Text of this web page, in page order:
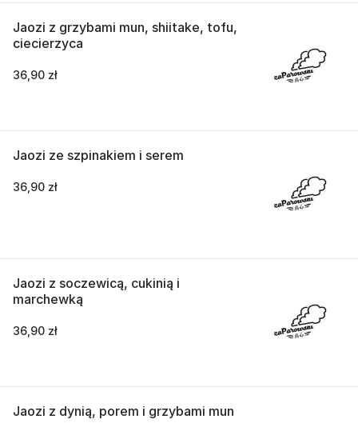
Jaozi z grzybami mun, shiitake, tofu,
ciecierzyca
36,90 zł
Jaozi ze szpinakiem i serem
36,90 zł
Jaozi z soczewicą, cukinią i
marchewką
36,90 zł
Jaozi z dynią, porem i grzybami mun